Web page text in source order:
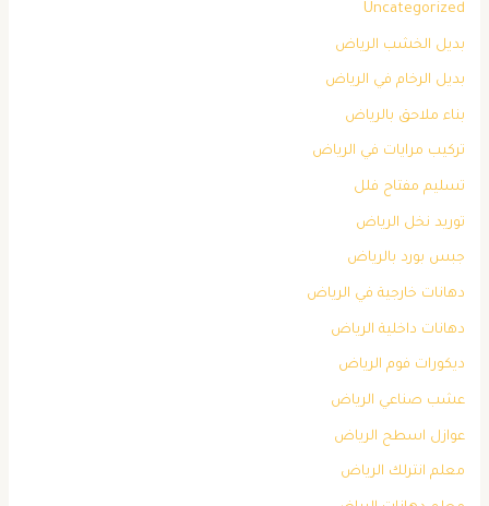
Uncategorized
بديل الخشب الرياض
بديل الرخام في الرياض
بناء ملاحق بالرياض
تركيب مرايات في الرياض
تسليم مفتاح فلل
توريد نخل الرياض
جبس بورد بالرياض
دهانات خارجية في الرياض
دهانات داخلية الرياض
ديكورات فوم الرياض
عشب صناعي الرياض
عوازل اسطح الرياض
معلم انترلك الرياض